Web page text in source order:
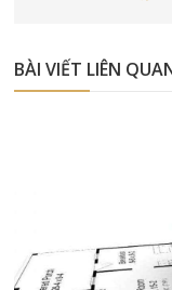
BÀI VIẾT LIÊN